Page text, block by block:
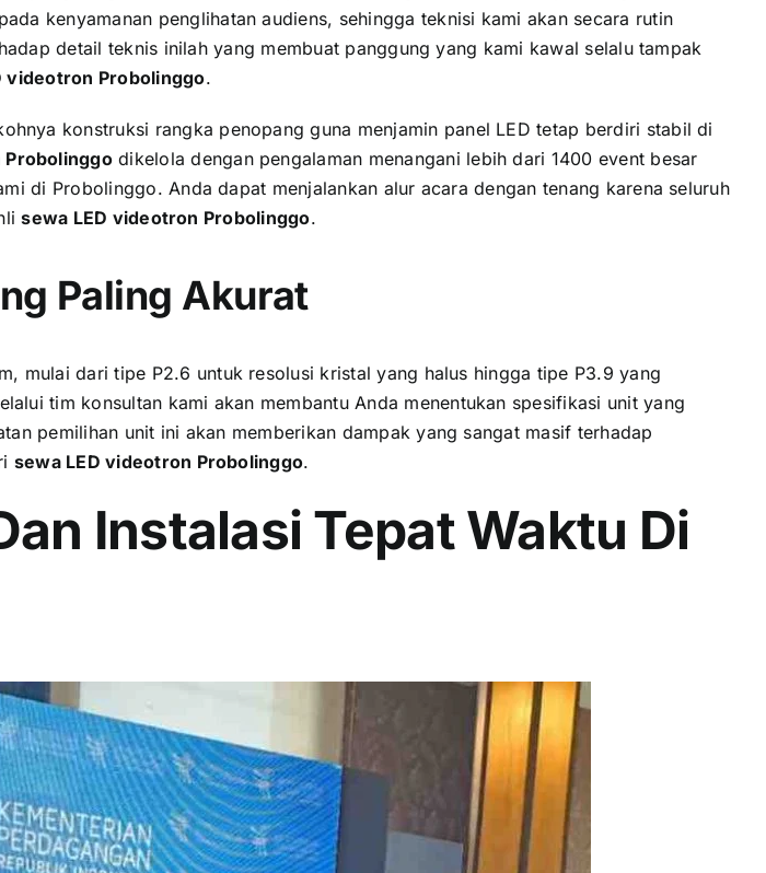
kenyamanan penglihatan audiens, sehingga teknisi kami akan secara rutin
detail teknis inilah yang membuat panggung yang kami kawal selalu tampak
videotron Probolinggo.
konstruksi rangka penopang guna menjamin panel LED tetap berdiri stabil di
Probolinggodikelola dengan pengalaman menangani lebih dari 1400 event besar
di Probolinggo. Anda dapat menjalankan alur acara dengan tenang karena seluruh
sewa LED videotron Probolinggo.
Paling Akurat
mulai dari tipe P2.6 untuk resolusi kristal yang halus hingga tipe P3.9 yang
tim konsultan kami akan membantu Anda menentukan spesifikasi unit yang
pemilihan unit ini akan memberikan dampak yang sangat masif terhadap
sewa LED videotron Probolinggo.
Instalasi Tepat Waktu Di